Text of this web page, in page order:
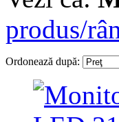
produs/
Ordonează după: